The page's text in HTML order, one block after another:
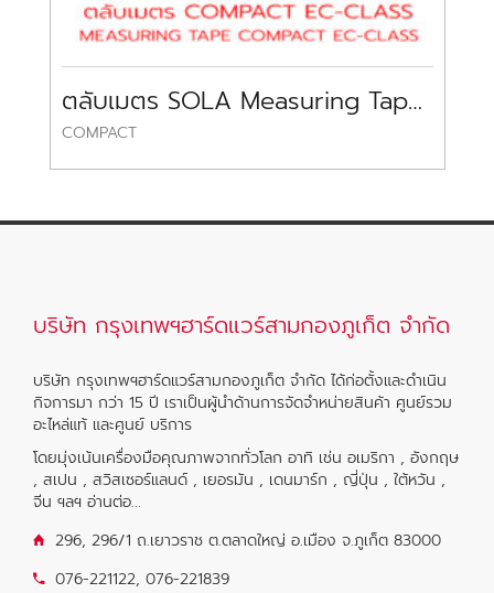
ตลับเมตร SOLA Measuring Tape SOLA
COMPACT
บริษัท กรุงเทพฯฮาร์ดแวร์สามกองภูเก็ต จำกัด
บริษัท กรุงเทพฯฮาร์ดแวร์สามกองภูเก็ต จำกัด ได้ก่อตั้งและดำเนิน
กิจการมา กว่า 15 ปี เราเป็นผู้นำด้านการจัดจำหน่ายสินค้า ศูนย์รวม
อะไหล่แท้ และศูนย์ บริการ
โดยมุ่งเน้นเครื่องมือคุณภาพจากทั่วโลก อาทิ เช่น อเมริกา , อังกฤษ
, สเปน , สวิสเซอร์แลนด์ , เยอรมัน , เดนมาร์ก , ญี่ปุ่น , ใต้หวัน ,
จีน ฯลฯ อ่านต่อ...
296, 296/1 ถ.เยาวราช ต.ตลาดใหญ่ อ.เมือง จ.ภูเก็ต 83000
076-221122, 076-221839